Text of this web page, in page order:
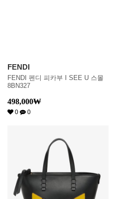
FENDI
FENDI 펜디 피카부 I SEE U 스몰
8BN327
498,000₩
0 0